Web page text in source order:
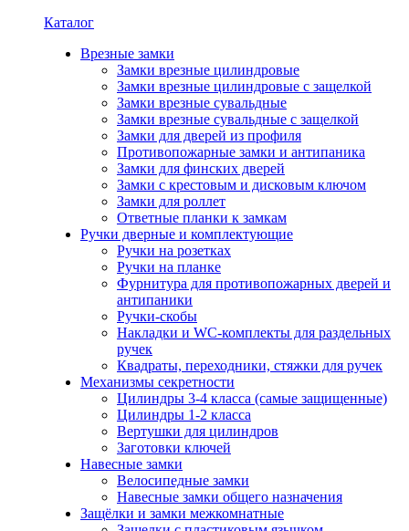
Каталог
Врезные замки
Замки врезные цилиндровые
Замки врезные цилиндровые с защелкой
Замки врезные сувальдные
Замки врезные сувальдные с защелкой
Замки для дверей из профиля
Противопожарные замки и антипаника
Замки для финских дверей
Замки с крестовым и дисковым ключом
Замки для роллет
Ответные планки к замкам
Ручки дверные и комплектующие
Ручки на розетках
Ручки на планке
Фурнитура для противопожарных дверей и
антипаники
Ручки-скобы
Накладки и WC-комплекты для раздельных
ручек
Квадраты, переходники, стяжки для ручек
Механизмы секретности
Цилиндры 3-4 класса (самые защищенные)
Цилиндры 1-2 класса
Вертушки для цилиндров
Заготовки ключей
Навесные замки
Велосипедные замки
Навесные замки общего назначения
Защёлки и замки межкомнатные